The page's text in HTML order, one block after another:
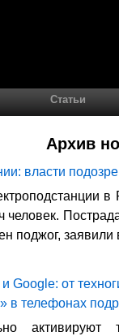
Статьи
Архив
власти
в
человек.
поджог, заявили
Google: от
в телефонах
активируют